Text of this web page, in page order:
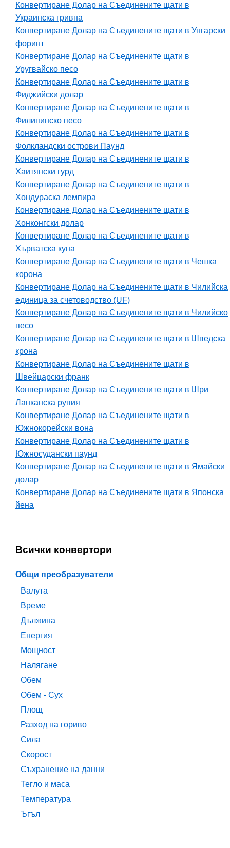
Конвертиране Долар на Съединените щати в
Украинска гривна
Конвертиране Долар на Съединените щати в Унгарски
форинт
Конвертиране Долар на Съединените щати в
Уругвайско песо
Конвертиране Долар на Съединените щати в
Фиджийски долар
Конвертиране Долар на Съединените щати в
Филипинско песо
Конвертиране Долар на Съединените щати в
Фолкландски острови Паунд
Конвертиране Долар на Съединените щати в
Хаитянски гурд
Конвертиране Долар на Съединените щати в
Хондураска лемпира
Конвертиране Долар на Съединените щати в
Хонконгски долар
Конвертиране Долар на Съединените щати в
Хърватска куна
Конвертиране Долар на Съединените щати в Чешка
корона
Конвертиране Долар на Съединените щати в Чилийска
единица за счетоводство (UF)
Конвертиране Долар на Съединените щати в Чилийско
песо
Конвертиране Долар на Съединените щати в Шведска
крона
Конвертиране Долар на Съединените щати в
Швейцарски франк
Конвертиране Долар на Съединените щати в Шри
Ланканска рупия
Конвертиране Долар на Съединените щати в
Южнокорейски вона
Конвертиране Долар на Съединените щати в
Южносудански паунд
Конвертиране Долар на Съединените щати в Ямайски
долар
Конвертиране Долар на Съединените щати в Японска
йена
Всички конвертори
Общи преобразуватели
Валута
Време
Дължина
Енергия
Мощност
Налягане
Обем
Обем - Сух
Площ
Разход на гориво
Сила
Скорост
Съхранение на данни
Тегло и маса
Температура
Ъгъл